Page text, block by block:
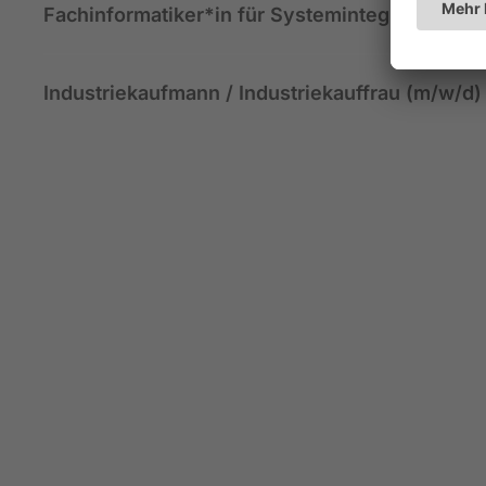
Fachinformatiker*in für Systemintegration
Industriekaufmann / Industriekauffrau (m/w/d)